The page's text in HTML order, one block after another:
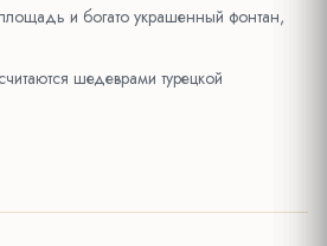
и богато украшенный фонтан,
шедеврами турецкой